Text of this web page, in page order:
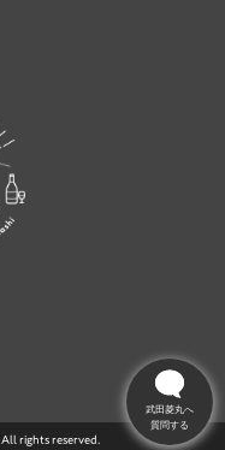
rights reserved.
武田菱丸へ
質問する